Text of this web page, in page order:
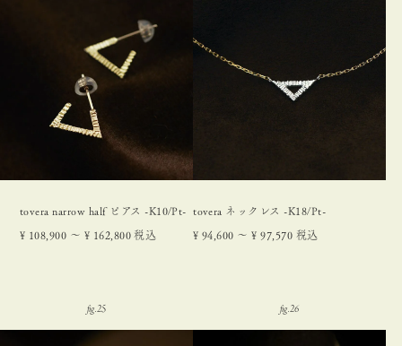
tovera narrow half ピアス -K10/Pt-
¥ 108,900 〜 ¥ 162,800 税込
tovera ネックレス -K18/Pt-
¥ 94,600 〜 ¥ 97,570 税込